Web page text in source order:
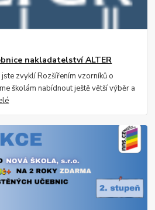
nakladatelství ALTER
zvyklí Rozšířením vzorníků o
školám nabídnout ještě větší výběr a